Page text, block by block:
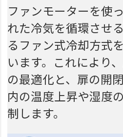
ファンモーターを使
れた冷気を循環させ
るファン式冷却方式
います。これにより
の最適化と、扉の開
内の温度上昇や湿度
制します。